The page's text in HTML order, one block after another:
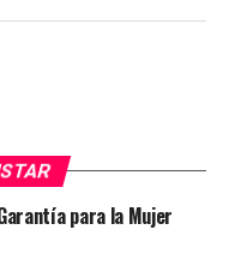
para la Mujer